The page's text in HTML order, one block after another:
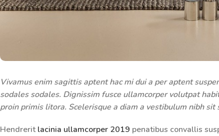
Vivamus enim sagittis aptent hac mi dui a per aptent
sodales sodales. Dignissim fusce ullamcorper volutpat
proin primis litora. Scelerisque a diam a vestibulum nibh
Hendreritlacinia ullamcorper 2019 penatibus convallis